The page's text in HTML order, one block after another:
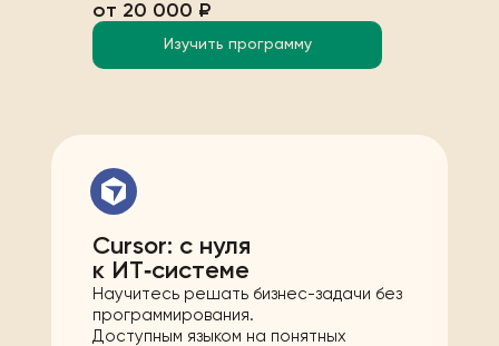
от 20 000 ₽
Изучить программу
Cursor: с нуля
к ИТ‑системе
Научитесь решать бизнес-задачи без
программирования.
Доступным языком на понятных